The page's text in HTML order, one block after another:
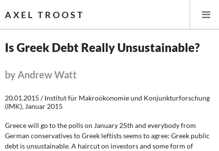
AXEL TROOST
Wirtschaftspolitik
Is Greek Debt Really Unsustainable?
by Andrew Watt
20.01.2015 / Institut für Makroökonomie und Konjunkturforschung
(IMK), Januar 2015
Greece will go to the polls on January 25th and everybody from
German conservatives to Greek leftists seems to agree: Greek public
debt is unsustainable. A haircut on investors and some form of